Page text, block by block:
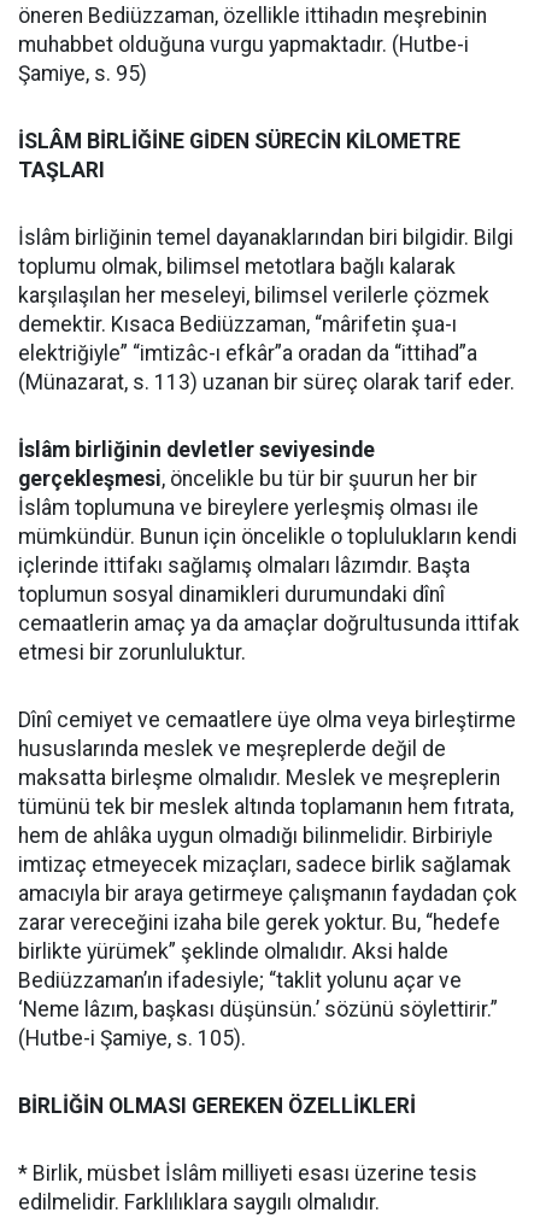
öneren Bediüzzaman, özellikle ittihadın meşrebinin
muhabbet olduğuna vurgu yapmaktadır. (Hutbe-i
Şamiye, s. 95)
İSLÂM BİRLİĞİNE GİDEN SÜRECİN KİLOMETRE
TAŞLARI
İslâm birliğinin temel dayanaklarından biri bilgidir. Bilgi
toplumu olmak, bilimsel metotlara bağlı kalarak
karşılaşılan her meseleyi, bilimsel verilerle çözmek
demektir. Kısaca Bediüzzaman, “mârifetin şua-ı
elektriğiyle” “imtizâc-ı efkâr”a oradan da “ittihad”a
(Münazarat, s. 113) uzanan bir süreç olarak tarif eder.
İslâm birliğinin devletler seviyesinde
gerçekleşmesi, öncelikle bu tür bir şuurun her bir
İslâm toplumuna ve bireylere yerleşmiş olması ile
mümkündür. Bunun için öncelikle o toplulukların kendi
içlerinde ittifakı sağlamış olmaları lâzımdır. Başta
toplumun sosyal dinamikleri durumundaki dînî
cemaatlerin amaç ya da amaçlar doğrultusunda ittifak
etmesi bir zorunluluktur.
Dînî cemiyet ve cemaatlere üye olma veya birleştirme
hususlarında meslek ve meşreplerde değil de
maksatta birleşme olmalıdır. Meslek ve meşreplerin
tümünü tek bir meslek altında toplamanın hem fıtrata,
hem de ahlâka uygun olmadığı bilinmelidir. Birbiriyle
imtizaç etmeyecek mizaçları, sadece birlik sağlamak
amacıyla bir araya getirmeye çalışmanın faydadan çok
zarar vereceğini izaha bile gerek yoktur. Bu, “hedefe
birlikte yürümek” şeklinde olmalıdır. Aksi halde
Bediüzzaman’ın ifadesiyle; “taklit yolunu açar ve
‘Neme lâzım, başkası düşünsün.’ sözünü söylettirir.”
(Hutbe-i Şamiye, s. 105).
BİRLİĞİN OLMASI GEREKEN ÖZELLİKLERİ
* Birlik, müsbet İslâm milliyeti esası üzerine tesis
edilmelidir. Farklılıklara saygılı olmalıdır.